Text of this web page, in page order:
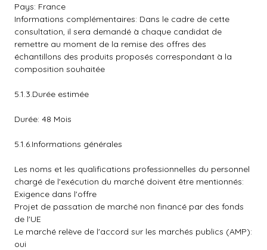
Pays: France
Informations complémentaires: Dans le cadre de cette
consultation, il sera demandé à chaque candidat de
remettre au moment de la remise des offres des
échantillons des produits proposés correspondant à la
composition souhaitée
5.1.3.Durée estimée
Durée: 48 Mois
5.1.6.Informations générales
Les noms et les qualifications professionnelles du personnel
chargé de l'exécution du marché doivent être mentionnés:
Exigence dans l'offre
Projet de passation de marché non financé par des fonds
de l'UE
Le marché relève de l'accord sur les marchés publics (AMP):
oui